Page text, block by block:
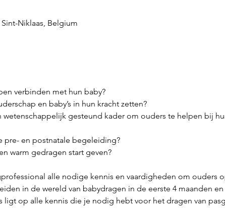
Niklaas, Belgium
verbinden met hun baby?
en baby’s in hun kracht zetten?
gesteund kader om ouders te helpen bij
pre- en postnatale begeleiding?
warm gedragen start geven?
alle nodige kennis en vaardigheden om ouders
in de wereld van babydragen in de eerste 4 maanden en
ligt op alle kennis die je nodig hebt voor het dragen van